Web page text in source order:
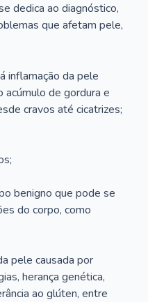
dedica ao diagnóstico,
que afetam pele,
inflamação da pele
acúmulo de gordura e
cravos até cicatrizes;
benigno que pode se
do corpo, como
pele causada por
herança genética,
ao glúten, entre